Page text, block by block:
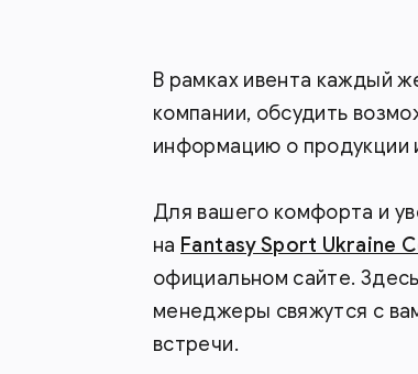
В рамках ивента каждый
компании, обсудить
информацию о продукции
Для вашего комфорта и
на Fantasy Sport Ukraine
официальном сайте.
менеджеры свяжутся с
встречи.